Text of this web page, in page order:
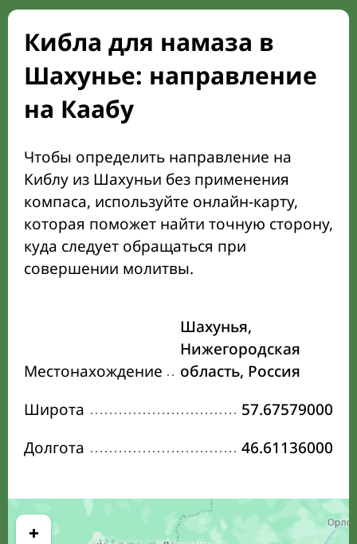
Кибла для намаза в
Шахунье: направление
на Каабу
Чтобы определить направление на
Киблу из Шахуньи без применения
компаса, используйте онлайн-карту,
которая поможет найти точную сторону,
куда следует обращаться при
совершении молитвы.
Местонахождение
Шахунья,
Нижегородская
область, Россия
Широта
57.67579000
Долгота
46.61136000
+